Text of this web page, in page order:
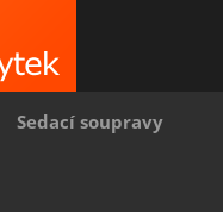
Sedací soupravy